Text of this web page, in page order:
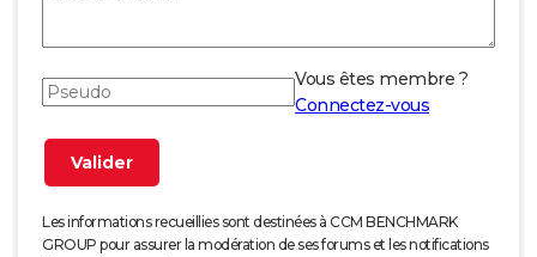
Vous êtes membre ?
Connectez-vous
Les informations recueillies sont destinées à CCM BENCHMARK
GROUP pour assurer la modération de ses forums et les notifications